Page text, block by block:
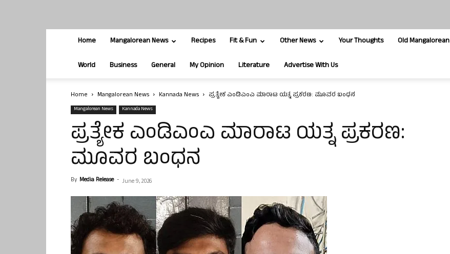
Home Mangalorean News Recipes Fit & Fun Other News Your Thoughts Old Mangalorean
World Business General My Opinion Literature Advertise With Us
Home Mangalorean News Kannada News ಪ್ರತ್ಯೇಕ ಎಂಡಿಎಂಎ ಮಾರಾಟ ಯತ್ನ ಪ್ರಕರಣ: ಮೂವರ ಬಂಧನ
Mangalorean News Kannada News
ಪ್ರತ್ಯೇಕ ಎಂಡಿಎಂಎ ಮಾರಾಟ ಯತ್ನ ಪ್ರಕರಣ:
ಮೂವರ ಬಂಧನ
By Media Release - June 9, 2026